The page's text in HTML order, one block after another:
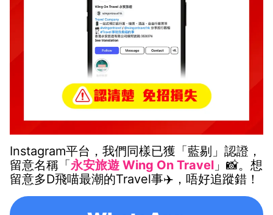
Instagram平台，我們同樣已獲「藍剔」認證，
留意名稱「永安旅遊 Wing On Travel 」📸。想
留意多D飛喵最潮的Travel事✈️，唔好追蹤錯！